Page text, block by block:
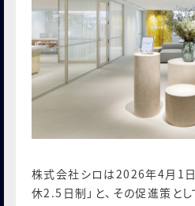
フクナガノート
TABI SHIROノート
人事部ノート
会社概要
お客様よりいただいたお声
株式会社シロは2026年4月1日
休2.5日制」と、その促進策と